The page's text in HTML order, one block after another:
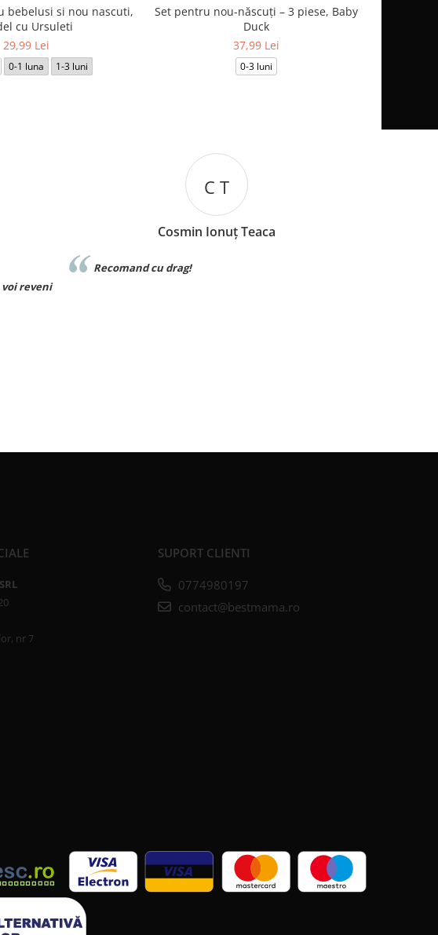
bebelusi si nou nascuti,
cu Ursuleti
29,99 Lei
0-1 luna 1-3 luni
Set pentru nou-născuți – 3 piese, Baby
Duck
37,99 Lei
0-3 luni
reveni
C T
Cosmin Ionuț Teaca
Recomand cu drag!
nr 7
SUPORT CLIENTI
0774980197
contact@bestmama.ro